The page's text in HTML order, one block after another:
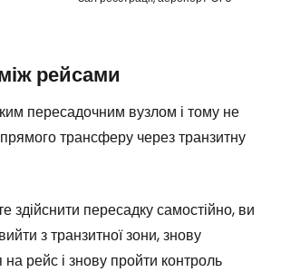
рейсами
пересадочним вузлом і тому не
трансферу через транзитну
здійснити пересадку самостійно, ви
з транзитної зони, знову
на рейс і знову пройти контроль